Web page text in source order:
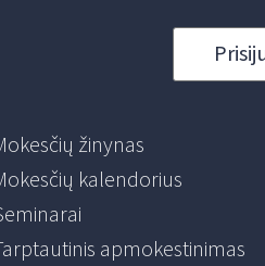
žinynas
kalendorius
apmokestinimas